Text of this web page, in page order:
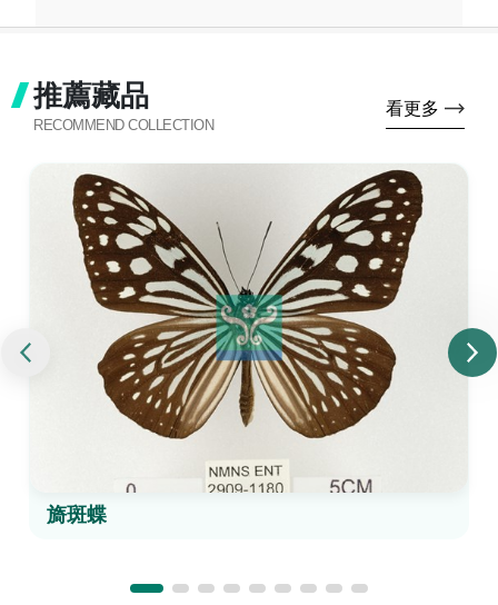
推薦藏品
RECOMMEND COLLECTION
看更多
旖斑蝶